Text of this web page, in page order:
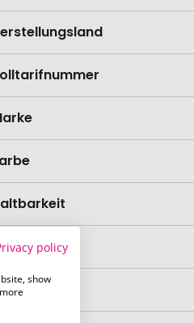
policy
show